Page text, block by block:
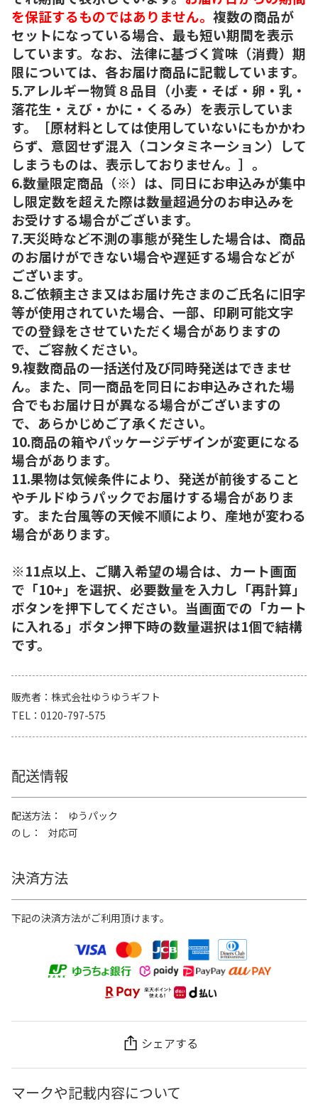
を保証するものではありません。 複数の商品が
セットになっている場合、最も短い期間を表示
しています。なお、法律に基づく賞味（消費）期
限については、各お届け商品に記載しています。
5.アレルギー物質８品目（小麦・そば・卵・乳・
落花生・えび・かに・くるみ）を表示していま
す。［原材料としては使用していないにもかかわ
らず、意図せず混入（コンタミネーション）して
しまうものは、表示しておりません。］。
6.数量限定商品（※）は、同日にお申込みが集中
し限定数を超えた際は数量超過分のお申込みを
お受けする場合がございます。
7.天災時など不測の事態が発生した場合は、商品
のお届けができない場合や遅延する場合などが
ございます。
8.ご依頼主さま又はお届け先さまのご氏名に旧字
等が使用されていた場合、一部、印刷可能文字
での登録をさせていただく場合がありますの
で、ご容赦ください。
9.複数商品の一括送付及び同時発送はできませ
ん。また、同一商品を同日にお申込みされた場
合でもお届け日が異なる場合がございますの
で、あらかじめご了承ください。
10.商品の箱やパッケージデザインが変更になる
場合があります。
11.果物は気候条件により、発送が前後すること
やチルドゆうパックでお届けする場合がありま
す。また台風等の天候不順により、産地が変わる
場合があります。
※11点以上、ご購入希望の場合は、カート画面
で「10+」を選択、必要数量を入力し「再計算」
ボタンを押下してください。当画面での「カート
に入れる」ボタン押下時の数量選択は1個で結構
です。
販売者
株式会社ゆうゆうギフト
TEL
0120-797-575
配送情報
配送方法
ゆうパック
のし
対応可
決済方法
下記の決済方法がご利用頂けます。
シェアする
マークや記載内容について